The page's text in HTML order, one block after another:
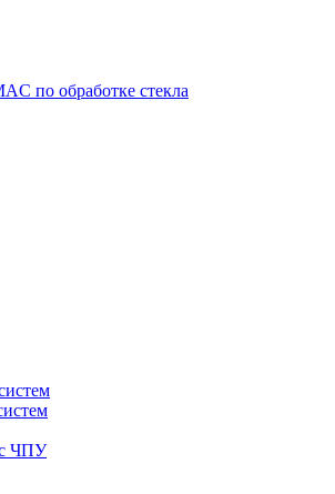
по обработке стекла
с ЧПУ